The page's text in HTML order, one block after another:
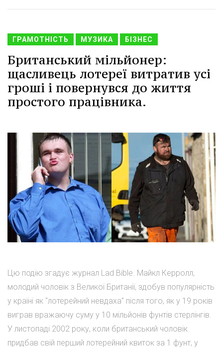
ГРАМОТНІСТЬ МУЗИКА БІЗНЕС
Британський мільйонер:
щасливець лотереї витратив усі
гроші і повернувся до життя
простого працівника.
Цю подію згадує журнал Lad Bible. Майкл Керролл,
молодий чоловік з Великої Британії, здобув популярність
у країні як "лотерейний невдаха" після того, як у 19 років
виграв вражаючу суму у 10 мільйонів фунтів стерлінгів.
У листопаді 2002 року, коли британський чоловік
придбав свій перший лотерейний квиток за 1 фунт, у